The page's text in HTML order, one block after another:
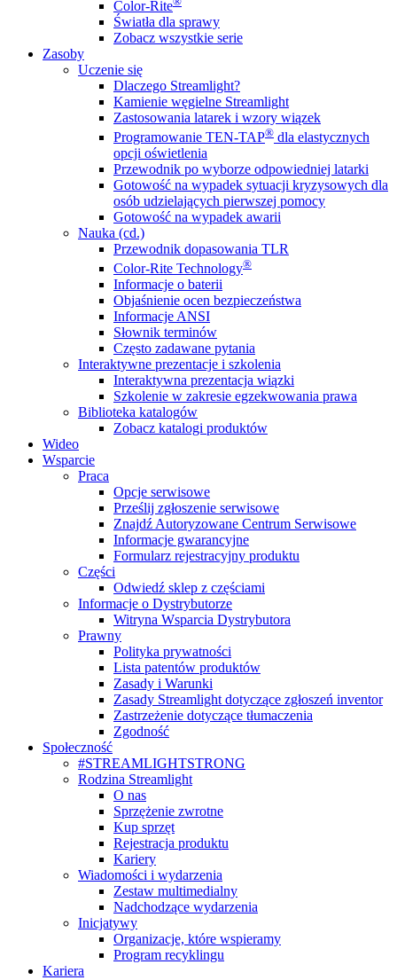
Color-Rite
Światła dla sprawy
Zobacz wszystkie serie
Zasoby
Uczenie się
Dlaczego Streamlight?
Kamienie węgielne Streamlight
Zastosowania latarek i wzory wiązek
Programowanie TEN-TAP® dla elastycznych
opcji oświetlenia
Przewodnik po wyborze odpowiedniej latarki
Gotowość na wypadek sytuacji kryzysowych dla
osób udzielających pierwszej pomocy
Gotowość na wypadek awarii
Nauka (cd.)
Przewodnik dopasowania TLR
Color-Rite Technology®
Informacje o baterii
Objaśnienie ocen bezpieczeństwa
Informacje ANSI
Słownik terminów
Często zadawane pytania
Interaktywne prezentacje i szkolenia
Interaktywna prezentacja wiązki
Szkolenie w zakresie egzekwowania prawa
Biblioteka katalogów
Zobacz katalogi produktów
Wideo
Wsparcie
Praca
Opcje serwisowe
Prześlij zgłoszenie serwisowe
Znajdź Autoryzowane Centrum Serwisowe
Informacje gwarancyjne
Formularz rejestracyjny produktu
Części
Odwiedź sklep z częściami
Informacje o Dystrybutorze
Witryna Wsparcia Dystrybutora
Prawny
Polityka prywatności
Lista patentów produktów
Zasady i Warunki
Zasady Streamlight dotyczące zgłoszeń inventor
Zastrzeżenie dotyczące tłumaczenia
Zgodność
Społeczność
#STREAMLIGHTSTRONG
Rodzina Streamlight
O nas
Sprzężenie zwrotne
Kup sprzęt
Rejestracja produktu
Kariery
Wiadomości i wydarzenia
Zestaw multimedialny
Nadchodzące wydarzenia
Inicjatywy
Organizacje, które wspieramy
Program recyklingu
Kariera